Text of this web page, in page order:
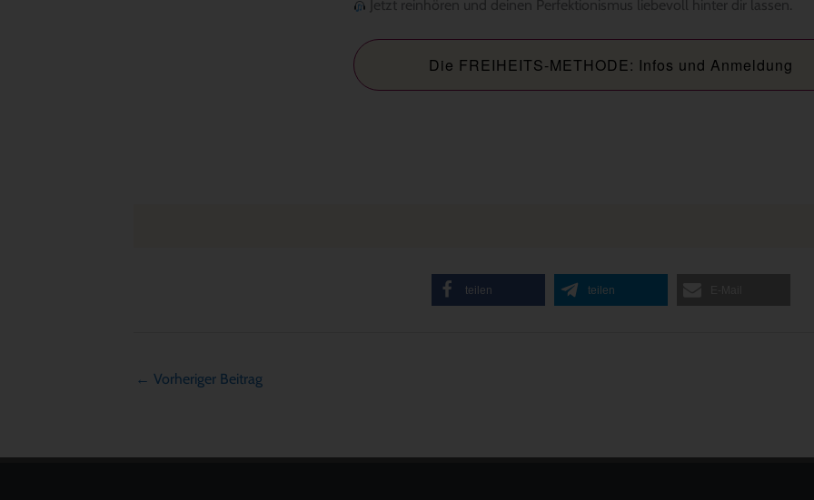
Jetzt reinhören und deinen Perfektionismus liebevoll hinter dir lassen.
Die FREIHEITS-METHODE: Infos und Anmeldung
teilen teilen
← Vorheriger Beitrag